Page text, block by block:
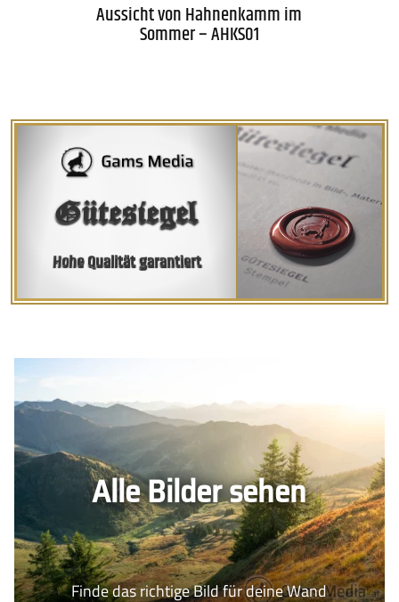
Aussicht von Hahnenkamm im
Sommer – AHKS01
Gütesiegel
Hohe Qualität garantiert
Alle Bilder sehen
Finde das richtige Bild für deine Wand